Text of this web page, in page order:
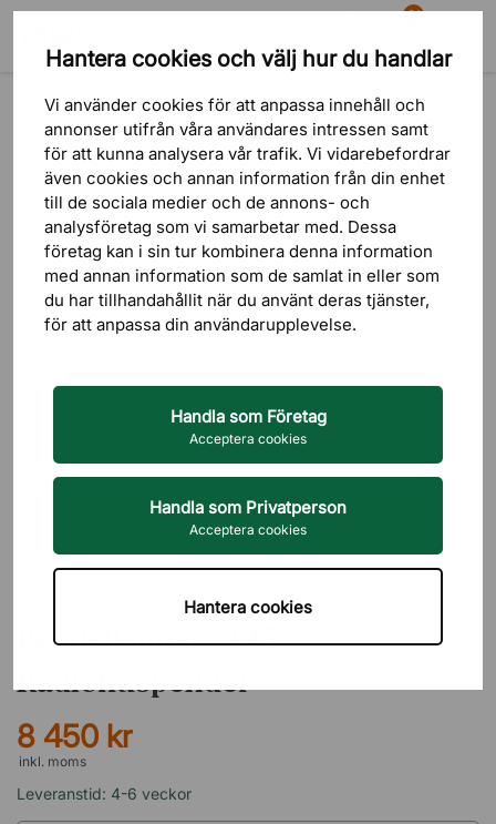
Hantera cookies och välj hur du handlar
Vi använder cookies för att anpassa innehåll och
annonser utifrån våra användares intressen samt
för att kunna analysera vår trafik. Vi vidarebefordrar
även cookies och annan information från din enhet
till de sociala medier och de annons- och
analysföretag som vi samarbetar med. Dessa
företag kan i sin tur kombinera denna information
med annan information som de samlat in eller som
du har tillhandahållit när du använt deras tjänster,
för att anpassa din användarupplevelse.
Handla som Företag
Acceptera cookies
Handla som Privatperson
Acceptera cookies
Hantera cookies
Sök
81
Varukorg Meny
Pendellampa VL45
Radiohuspendel
8 450 kr
inkl. moms
Leveranstid: 4-6 veckor